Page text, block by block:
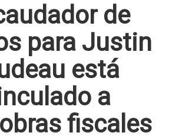
de
para Justin
está
a
fiscales